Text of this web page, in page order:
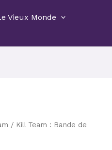
Vieux Monde
/ Kill Team : Bande de